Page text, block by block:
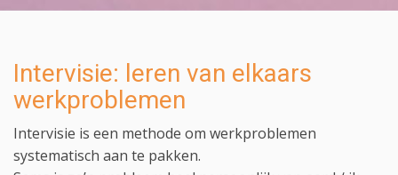
Intervisie: leren van elkaars
werkproblemen
Intervisie is een methode om werkproblemen
systematisch aan te pakken.